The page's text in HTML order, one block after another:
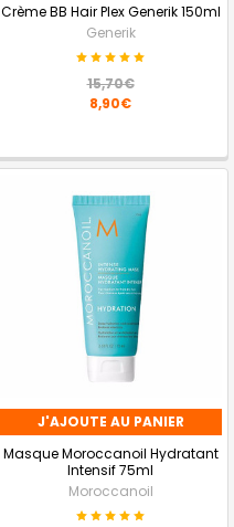
Crème BB Hair Plex Generik 150ml
Generik
15,70€
8,90€
J'AJOUTE AU PANIER
Masque Moroccanoil Hydratant
Intensif 75ml
Moroccanoil